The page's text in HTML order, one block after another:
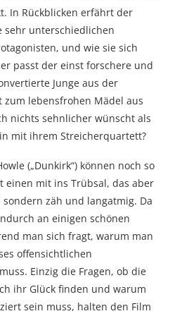
In Rückblicken erfährt der
sehr unterschiedlichen
und wie sie sich
passt der einst forschere und
Junge aus der
lebensfrohen Mädel aus
nichts sehnlicher wünscht als
mit ihrem Streicherquartett?
(„Dunkirk“) können noch so
einen mit ins Trübsal, das aber
zäh und langatmig. Da
an einigen schönen
man sich fragt, warum man
offensichtlichen
Einzig die Fragen, ob die
ihr Glück finden und warum
sein muss, halten den Film